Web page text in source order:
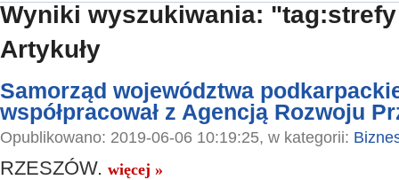
Wyniki wyszukiwania:
Artykuły
Samorząd województwa
współpracował z Agencją Rozwoju
Opublikowano: 2019-06-06 10:19:25, w kategorii:
RZESZÓW. więcej »